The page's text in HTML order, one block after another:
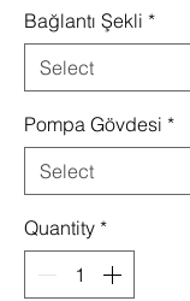
Bağlantı Şekli *
Pompa Gövdesi *
Quantity *